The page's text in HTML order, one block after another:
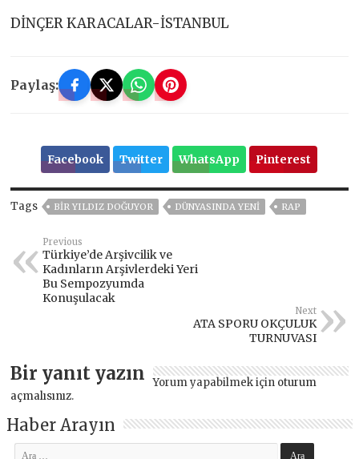
DİNÇER KARACALAR-İSTANBUL
Paylaş:
Facebook Twitter WhatsApp Pinterest
Tags BIR YILDIZ DOĞUYOR DÜNYASINDA YENI RAP
Previous
Türkiye’de Arşivcilik ve
Kadınların Arşivlerdeki Yeri
Bu Sempozyumda
Konuşulacak
Next
ATA SPORU OKÇULUK
TURNUVASI
Bir yanıt yazın Yorum yapabilmek için oturum
açmalısınız.
Haber Arayın